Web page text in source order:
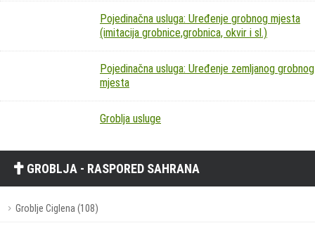
Pojedinačna usluga: Uređenje grobnog mjesta
(imitacija grobnice,grobnica, okvir i sl.)
Pojedinačna usluga: Uređenje zemljanog grobnog
mjesta
Groblja usluge
GROBLJA - RASPORED SAHRANA
Groblje Ciglena (108)